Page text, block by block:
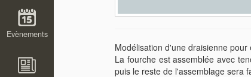
Evènements
Modélisation d'une draisienne pour
La fourche est assemblée avec
puis le reste de l'assemblage sera